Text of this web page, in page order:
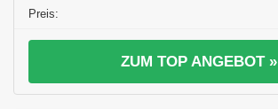
ZUM TOP ANGEBOT »